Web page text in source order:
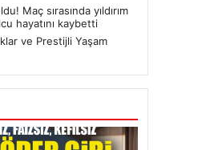
Maç sırasında yıldırım
hayatını kaybetti
ve Prestijli Yaşam